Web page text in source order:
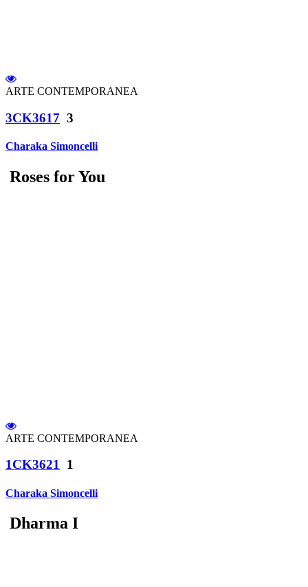
ARTE CONTEMPORANEA
3CK3617 3
Charaka Simoncelli
Roses for You
ARTE CONTEMPORANEA
1CK3621 1
Charaka Simoncelli
Dharma I